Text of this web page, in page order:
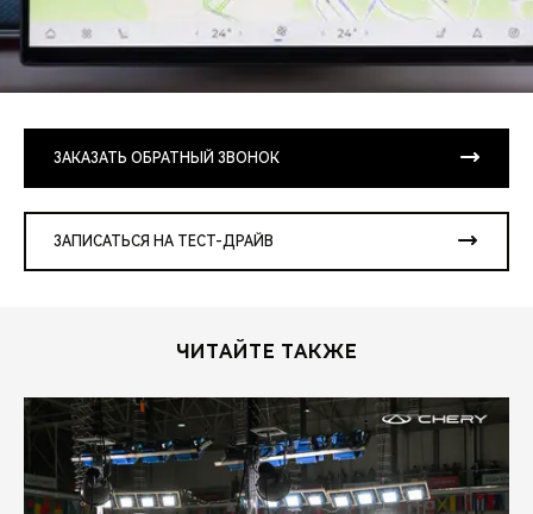
ЗАКАЗАТЬ ОБРАТНЫЙ ЗВОНОК
ЗАПИСАТЬСЯ НА ТЕСТ-ДРАЙВ
ЧИТАЙТЕ ТАКЖЕ